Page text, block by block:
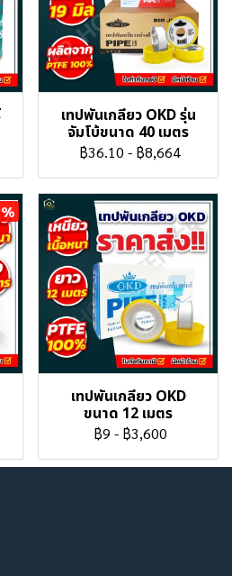
เทปพันเกลียว OKD รุ่น
จัมโบ้ขนาด 40 เมตร
฿36.10 - ฿8,664
เทปพันเกลียว OKD
ขนาด 12 เมตร
฿9 - ฿3,600